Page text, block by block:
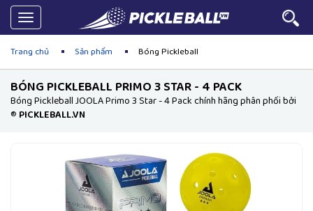
Toggle
navigation
Trang chủ Sản phẩm Bóng Pickleball
BÓNG PICKLEBALL PRIMO 3 STAR - 4 PACK
Bóng Pickleball JOOLA Primo 3 Star - 4 Pack chính hãng phân phối bởi
® PICKLEBALL.VN